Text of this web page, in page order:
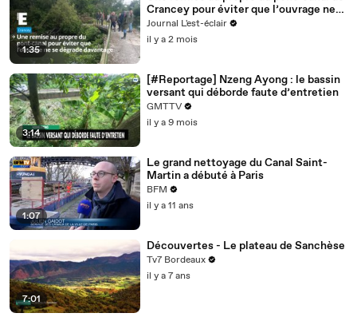
1:35
Crancey pour éviter que l’ouvrage ne
se dégrade davantage
Journal L'est-éclair
il y a 2 mois
3:14
[#Reportage] Nzeng Ayong : le bassin
versant qui déborde faute d’entretien
GMTTV
il y a 9 mois
1:07
Le grand nettoyage du Canal Saint-
Martin a débuté à Paris
BFM
il y a 11 ans
7:01
Découvertes - Le plateau de Sanchèse
Tv7 Bordeaux
il y a 7 ans